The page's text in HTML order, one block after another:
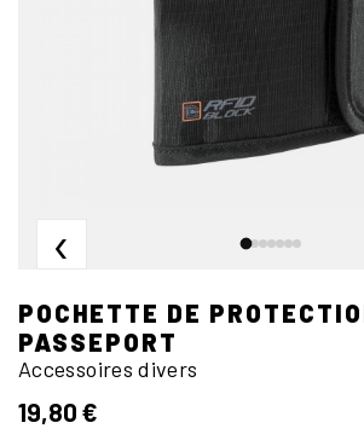
‹
POCHETTE DE
PASSEPORT
Accessoires divers
19,80 €